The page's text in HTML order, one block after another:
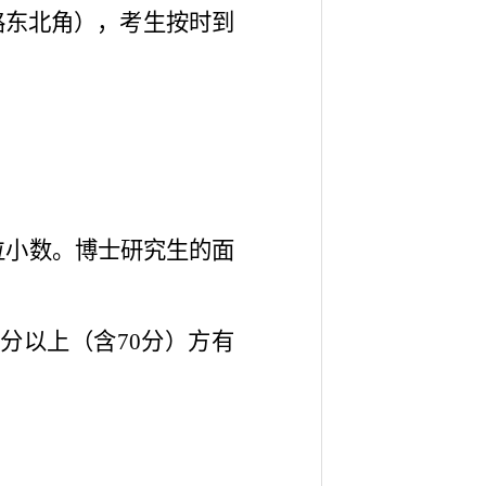
北角），考生按时到
数。博士研究生的面
以上（含70分）方有